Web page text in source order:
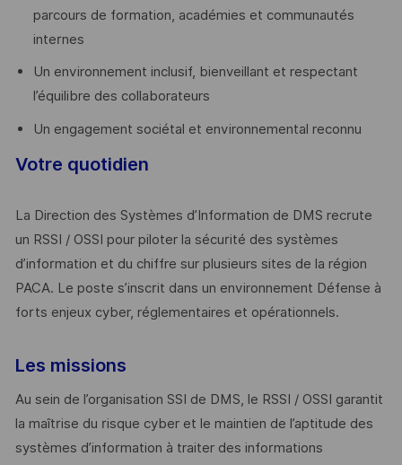
parcours de formation, académies et communautés
internes
Un environnement inclusif, bienveillant et respectant
l’équilibre des collaborateurs
Un engagement sociétal et environnemental reconnu
Votre quotidien
La Direction des Systèmes d’Information de DMS recrute
un RSSI / OSSI pour piloter la sécurité des systèmes
d’information et du chiffre sur plusieurs sites de la région
PACA. Le poste s’inscrit dans un environnement Défense à
forts enjeux cyber, réglementaires et opérationnels.
Les missions
Au sein de l’organisation SSI de DMS, le RSSI / OSSI garantit
la maîtrise du risque cyber et le maintien de l’aptitude des
systèmes d’information à traiter des informations